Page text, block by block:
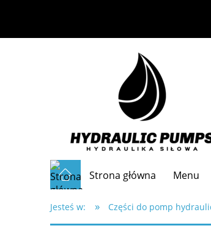
Strona główna Menu
Częste pytania
Jesteś w: » Części do pomp